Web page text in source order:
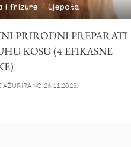
i frizure Ljepota
PRIRODNI PREPARATI
KOSU (4 EFIKASNE
AŽURIRANO 26.11.2023.